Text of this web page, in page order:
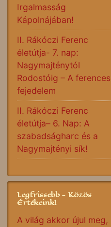
Irgalmasság
Kápolnájában!
II. Rákóczi Ferenc
életútja- 7. nap:
Nagymajténytól
Rodostóig – A ferences
fejedelem
II. Rákóczi Ferenc
életútja– 6. Nap: A
szabadságharc és a
Nagymajtényi sík!
Legfrissebb - Közös
Értékeink!
A világ akkor újul meg,